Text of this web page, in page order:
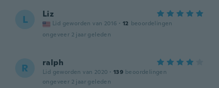
L Liz
Lid geworden van 2016 · 12 beoordelingen
ongeveer 2 jaar geleden
R ralph
Lid geworden van 2020 · 139 beoordelingen
ongeveer 2 jaar geleden